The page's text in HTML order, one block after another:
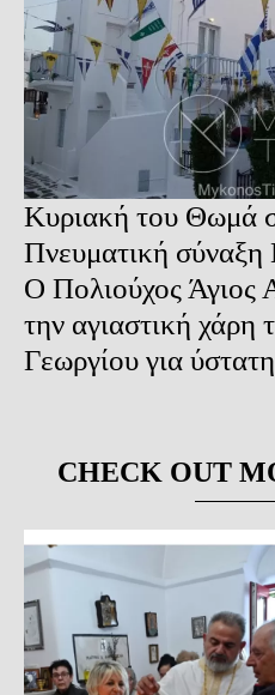
Κυριακή του Θωμά
Πνευματική
Ο Πολιούχος Άγιος
την αγιαστική
Γεωργίου για
CHECK OUT